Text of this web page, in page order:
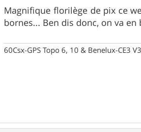
s
s
a
Magnifique florilège de pix ce
bornes... Ben dis donc, on va en
60Csx-GPS Topo 6, 10 & Benelux-CE3